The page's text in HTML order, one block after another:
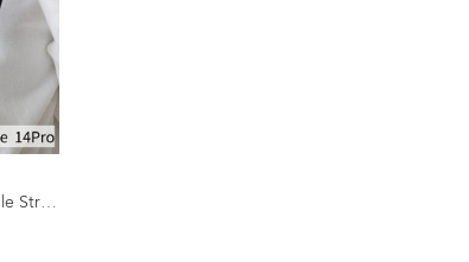
(iPhone14PRO) Double Strap iPhone Case